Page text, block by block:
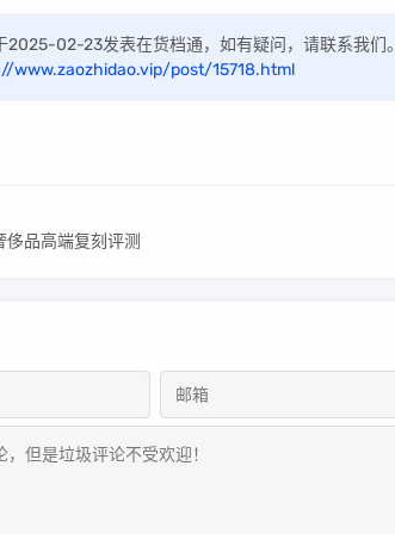
02-23发表在货档通，如有疑问，请联系我们。
www.zaozhidao.vip/post/15718.html
品高端复刻评测